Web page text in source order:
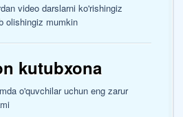
video darslarni ko'rishingiz
olishingiz mumkin
kutubxona
o'quvchilar uchun eng zarur